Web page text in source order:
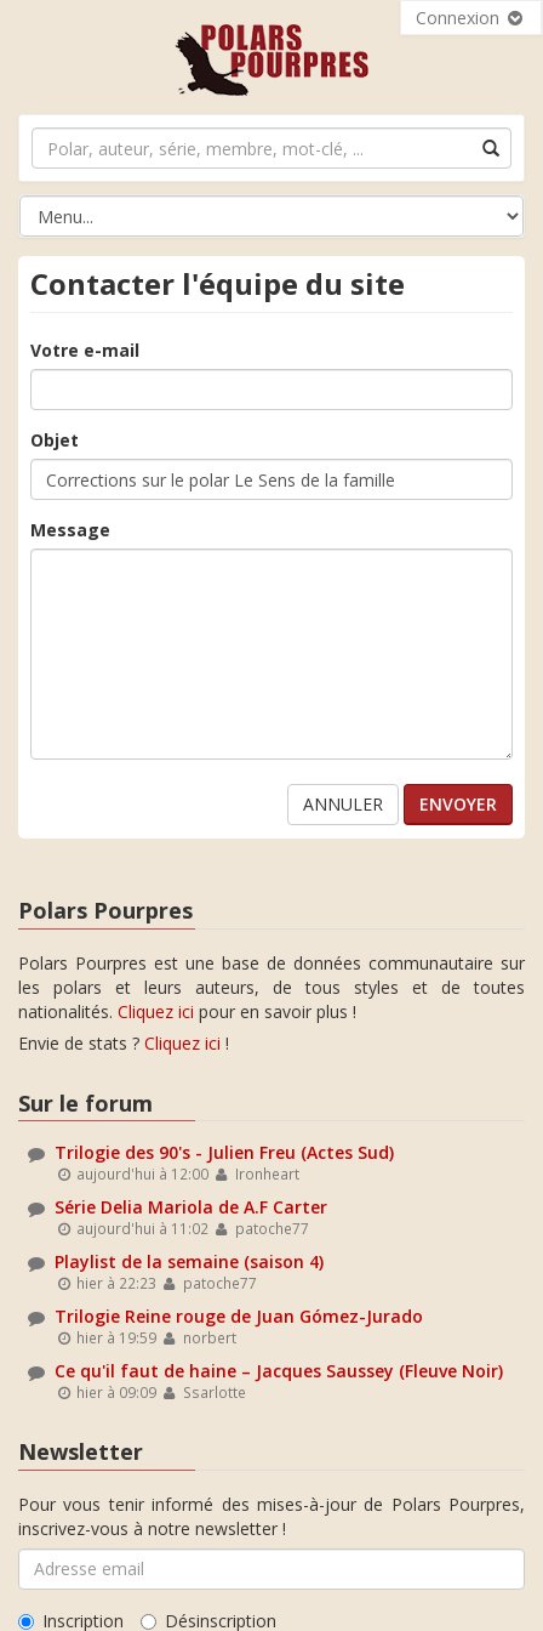
Connexion
Contacter l'équipe du site
Votre e-mail
Objet
Message
ANNULER
Polars Pourpres
Polars Pourpres est une base de données communautaire sur
les polars et leurs auteurs, de tous styles et de toutes
nationalités. Cliquez ici pour en savoir plus !
Envie de stats ? Cliquez ici !
Sur le forum
Trilogie des 90's - Julien Freu (Actes Sud)
aujourd'hui à 12:00 Ironheart
Série Delia Mariola de A.F Carter
aujourd'hui à 11:02 patoche77
Playlist de la semaine (saison 4)
hier à 22:23 patoche77
Trilogie Reine rouge de Juan Gómez-Jurado
hier à 19:59 norbert
Ce qu'il faut de haine – Jacques Saussey (Fleuve Noir)
hier à 09:09 Ssarlotte
Newsletter
Pour vous tenir informé des mises-à-jour de Polars Pourpres,
inscrivez-vous à notre newsletter !
Inscription Désinscription